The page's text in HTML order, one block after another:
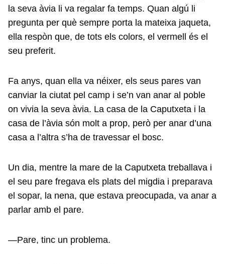
la seva àvia li va regalar fa temps. Quan algú li
pregunta per què sempre porta la mateixa jaqueta,
ella respòn que, de tots els colors, el vermell és el
seu preferit.
Fa anys, quan ella va néixer, els seus pares van
canviar la ciutat pel camp i se’n van anar al poble
on vivia la seva àvia. La casa de la Caputxeta i la
casa de l’àvia són molt a prop, però per anar d’una
casa a l’altra s’ha de travessar el bosc.
Un dia, mentre la mare de la Caputxeta treballava i
el seu pare fregava els plats del migdia i preparava
el sopar, la nena, que estava preocupada, va anar a
parlar amb el pare.
—Pare, tinc un problema.